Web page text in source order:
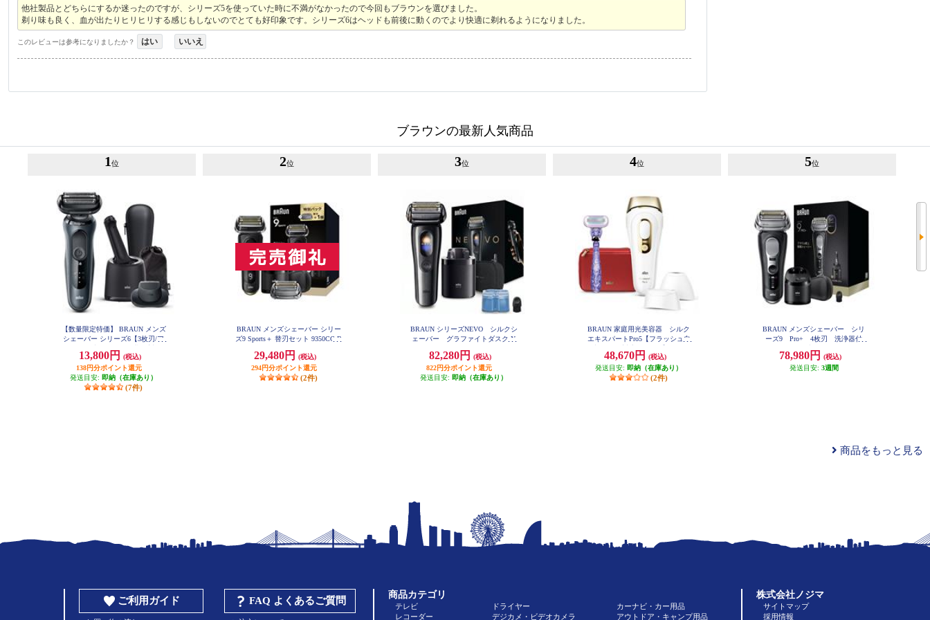
他社製品とどちらにするか迷ったのですが、シリーズ5を使っていた時に不満がなかったので今回もブラウンを選びました。
剃り味も良く、血が出たりヒリヒリする感じもしないのでとても好印象です。シリーズ6はヘッドも前後に動くのでより快適に剃れるようになりました。
このレビューは参考になりましたか？ はい いいえ
ブラウンの最新人気商品
1 位
【数量限定特価】 BRAUN メンズ
シェーバー シリーズ6【3枚刃/ア
充電式/ブラック】 61-N7200CC-V
13,800円
(税込)
138円分ポイント還元
発送目安: 即納（在庫あり）
(7件)
2位
BRAUN メンズシェーバー シリー
ズ9 Sports＋ 替刃セット 9350CC-B
29,480円
(税込)
294円分ポイント還元
(2件)
3位
BRAUN シリーズNEVO シルクシ
ェーバー グラファイトダスク N
82,280円
(税込)
822円分ポイント還元
発送目安: 即納（在庫あり）
4位
BRAUN 家庭用光美容器 シルク
エキスパートPro5【フラッシュ自
8
48,670円
(税込)
発送目安: 即納（在庫あり）
(2件)
5位
BRAUN メンズシェーバー シリ
ーズ9 Pro+ 4枚刃 洗浄器付
78,980円
(税込)
発送目安: 3週間
商品をもっと見る
ご利用ガイド FAQ よくあるご質問
商品カテゴリ
テレビ
レコーダー
ドライヤー
デジカメ・ビデオカメラ
カーナビ・カー用品
アウトドア・キャンプ用品
株式会社ノジマ
サイトマップ
採用情報